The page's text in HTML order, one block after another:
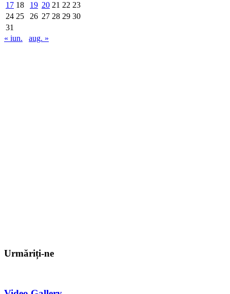
17 18 19 20 21 22 23
24 25 26 27 28 29 30
31
« iun.
aug. »
Urmăriți-ne